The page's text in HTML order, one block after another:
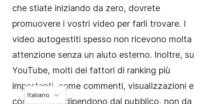
che stiate iniziando da zero, dovrete
promuovere i vostri video per farli trovare. I
video autogestiti spesso non ricevono molta
attenzione senza un aiuto esterno. Inoltre, su
YouTube, molti dei fattori di ranking più
importanti, come commenti, visualizzazioni e
condivisioni, dipendono dal pubblico, non da
Italiano